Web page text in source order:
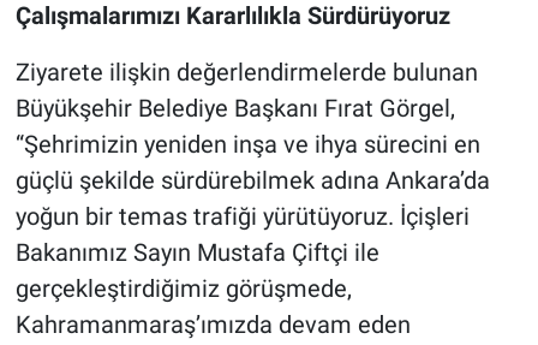
Çalışmalarımızı Kararlılıkla Sürdürüyoruz
Ziyarete ilişkin değerlendirmelerde bulunan
Büyükşehir Belediye Başkanı Fırat Görgel,
“Şehrimizin yeniden inşa ve ihya sürecini en
güçlü şekilde sürdürebilmek adına Ankara’da
yoğun bir temas trafiği yürütüyoruz. İçişleri
Bakanımız Sayın Mustafa Çiftçi ile
gerçekleştirdiğimiz görüşmede,
Kahramanmaraş’ımızda devam eden